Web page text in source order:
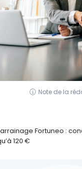
Note de la
Fortuneo :
120 €